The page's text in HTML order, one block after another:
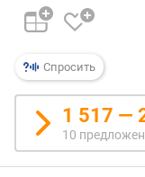
с
к
(
с
м
)
м
Спросить
1 517 —
10